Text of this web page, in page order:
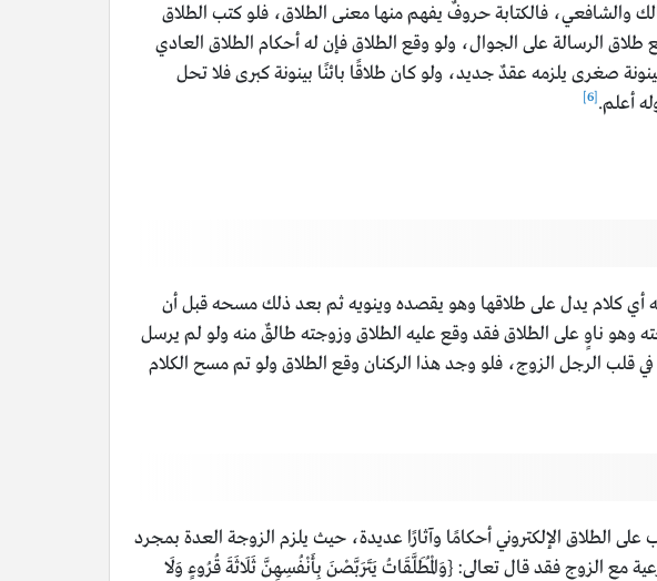
والشافعي، فالكتابة حروفٌ يفهم منها معنى الطلاق، فلو كتب الطلاق
الرسالة على الجوال، ولو وقع الطلاق فإن له أحكام الطلاق العادي
صغرى يلزمه عقدٌ جديد، ولو كان طلاقًا بائنًا بينونة كبرى فلا تحل
أعلم.[6]
أي كلام يدل على طلاقها وهو يقصده وينويه ثم بعد ذلك مسحه قبل أن
ناوٍ على الطلاق فقد وقع عليه الطلاق وزوجته طالقٌ منه ولو لم يرسل
في قلب الرجل الزوج، فلو وجد هذا الركنان وقع الطلاق ولو تم مسح الكلام
الطلاق الإلكتروني أحكامًا وآثارًا عديدة، حيث يلزم الزوجة العدة بمجرد
الزوج فقد قال تعالى: {وَالْمُطَلَّقَاتُ يَتَرَبَّصْنَ بِأَنْفُسِهِنَّ ثَلَاثَةَ قُرُوءٍ وَلَا